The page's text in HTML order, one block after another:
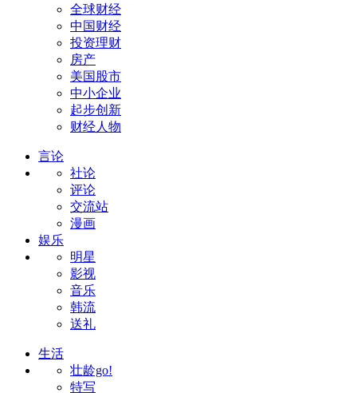
全球财经
中国财经
投资理财
房产
美国股市
中小企业
起步创新
财经人物
言论
社论
评论
交流站
漫画
娱乐
明星
影视
音乐
韩流
送礼
生活
壮龄go!
特写